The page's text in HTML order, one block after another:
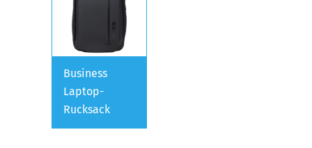
Business
Laptop-
Rucksack